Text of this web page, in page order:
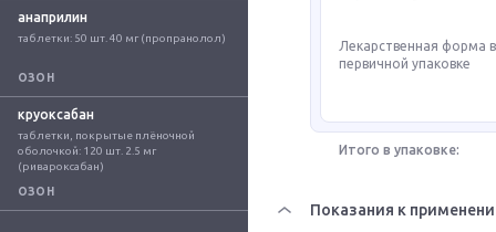
анаприлин
таблетки: 50 шт. 40 мг (пропранолол)
ОЗОН
круоксабан
таблетки, покрытые плёночной
оболочкой: 120 шт. 2.5 мг
(ривароксабан)
ОЗОН
Лекарственная форма
первичной упаковке
Итого в упаковке:
Показания к